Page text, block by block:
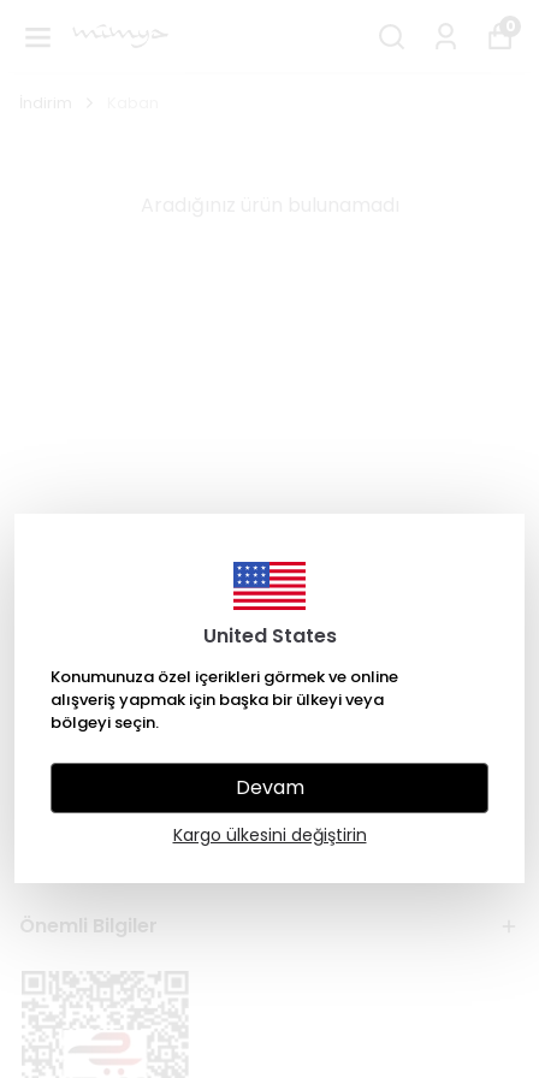
United States
Konumunuza özel içerikleri görmek ve online
alışveriş yapmak için başka bir ülkeyi veya
bölgeyi seçin.
Devam
Kargo ülkesini değiştirin
0
Kategoriler
Hesabım
Önemli Bilgiler